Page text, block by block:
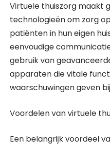
Virtuele thuiszorg maakt
technologieën om zorg
patiënten in hun eigen
eenvoudige
gebruik van
apparaten die vitale
waarschuwingen geven
Voordelen van virtuele
Een belangrijk voordeel